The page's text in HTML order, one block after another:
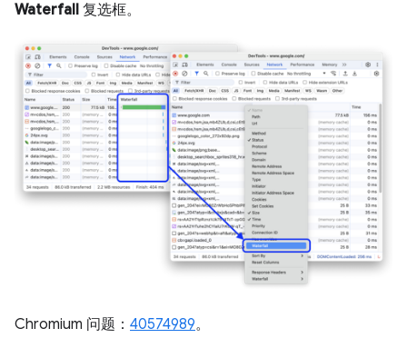
Waterfall 复选框。
Chromium 问题： 40574989。